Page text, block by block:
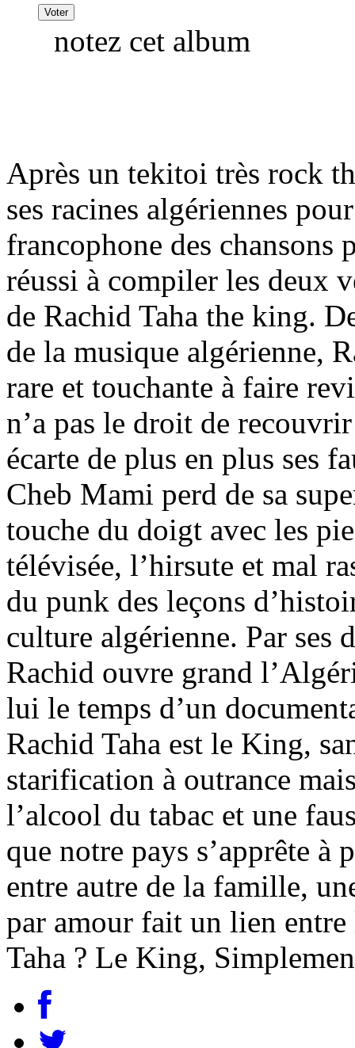
notez cet album
Après un tekitoi très rock
ses racines algériennes
francophone des chansons
réussi à compiler les deux
de Rachid Taha the king.
de la musique algérienne,
rare et touchante à faire
n’a pas le droit de
écarte de plus en plus ses
Cheb Mami perd de sa
touche du doigt avec les
télévisée, l’hirsute et mal
du punk des leçons
culture algérienne. Par ses
Rachid ouvre grand
lui le temps d’un
Rachid Taha est le King,
starification à outrance
l’alcool du tabac et une
que notre pays s’apprête à
entre autre de la famille,
par amour fait un lien
Taha ? Le King,